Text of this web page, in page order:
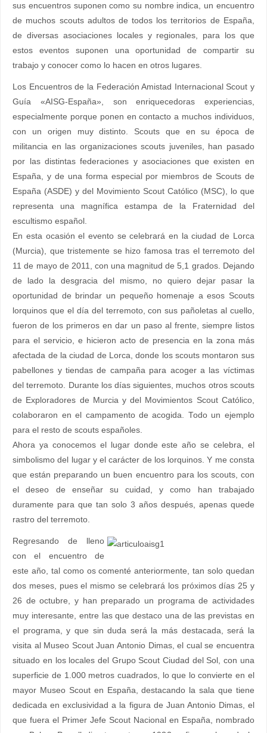
sus encuentros suponen como su nombre indica, un encuentro
de muchos scouts adultos de todos los territorios de España,
de diversas asociaciones locales y regionales, para los que
estos eventos suponen una oportunidad de compartir su
trabajo y conocer como lo hacen en otros lugares.
Los Encuentros de la Federación Amistad Internacional Scout y
Guía «AISG-España», son enriquecedoras experiencias,
especialmente porque ponen en contacto a muchos individuos,
con un origen muy distinto. Scouts que en su época de
militancia en las organizaciones scouts juveniles, han pasado
por las distintas federaciones y asociaciones que existen en
España, y de una forma especial por miembros de Scouts de
España (ASDE) y del Movimiento Scout Católico (MSC), lo que
representa una magnífica estampa de la Fraternidad del
escultismo español.
En esta ocasión el evento se celebrará en la ciudad de Lorca
(Murcia), que tristemente se hizo famosa tras el terremoto del
11 de mayo de 2011, con una magnitud de 5,1 grados. Dejando
de lado la desgracia del mismo, no quiero dejar pasar la
oportunidad de brindar un pequeño homenaje a esos Scouts
lorquinos que el día del terremoto, con sus pañoletas al cuello,
fueron de los primeros en dar un paso al frente, siempre listos
para el servicio, e hicieron acto de presencia en la zona más
afectada de la ciudad de Lorca, donde los scouts montaron sus
pabellones y tiendas de campaña para acoger a las víctimas
del terremoto. Durante los días siguientes, muchos otros scouts
de Exploradores de Murcia y del Movimientos Scout Católico,
colaboraron en el campamento de acogida. Todo un ejemplo
para el resto de scouts españoles.
Ahora ya conocemos el lugar donde este año se celebra, el
simbolismo del lugar y el carácter de los lorquinos. Y me consta
que están preparando un buen encuentro para los scouts, con
el deseo de enseñar su cuidad, y como han trabajado
duramente para que tan solo 3 años después, apenas quede
rastro del terremoto.
Regresando de lleno
con el encuentro de
este año, tal como os comenté anteriormente, tan solo quedan
dos meses, pues el mismo se celebrará los próximos días 25 y
26 de octubre, y han preparado un programa de actividades
muy interesante, entre las que destaco una de las previstas en
el programa, y que sin duda será la más destacada, será la
visita al Museo Scout Juan Antonio Dimas, el cual se encuentra
situado en los locales del Grupo Scout Ciudad del Sol, con una
superficie de 1.000 metros cuadrados, lo que lo convierte en el
mayor Museo Scout en España, destacando la sala que tiene
dedicada en exclusividad a la figura de Juan Antonio Dimas, el
que fuera el Primer Jefe Scout Nacional en España, nombrado